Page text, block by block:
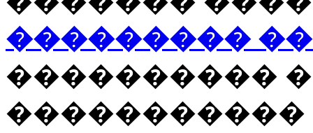
���������
����������
�����������